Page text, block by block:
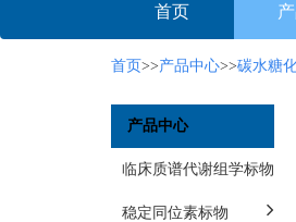
首页(current)
首页>>产品中心>>碳水糖
产品中心
临床质谱代谢组学标物
稳定同位素标物